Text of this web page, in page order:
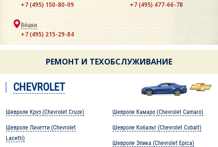
+7 (495) 150-80-09 +7 (495) 477-66-78
Вёшки
+7 (495) 215-29-84
РЕМОНТ И ТЕХОБСЛУЖИВАНИЕ
CHEVROLET
Шевроле Круз (Chevrolet Cruze)
Шевроле Лачетти (Chevrolet
Lacetti)
Шевроле Камаро (Chevrolet Camaro)
Шевроле Кобальт (Chevrolet Cobalt)
Шевроле Эпика (Chevrolet Epica)